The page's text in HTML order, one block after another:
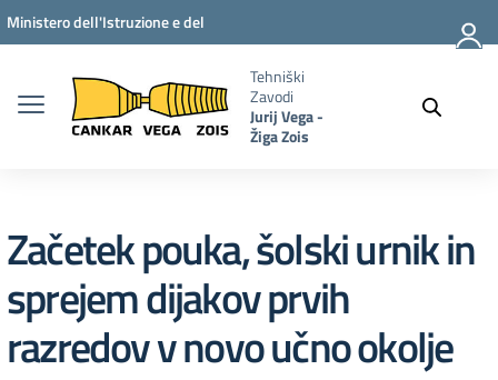
Vai ai contenuti
Vai al menu di navigazione
Vai al footer
Ministero dell'Istruzione e del
Tehniški
Zavodi
Jurij Vega -
Žiga Zois
Začetek pouka, šolski urnik in
sprejem dijakov prvih
razredov v novo učno okolje